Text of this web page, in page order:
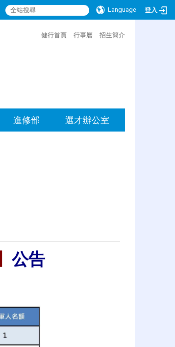
Language 登入
健行首頁 行事曆 招生簡介
進修部 選才辦公室
公告